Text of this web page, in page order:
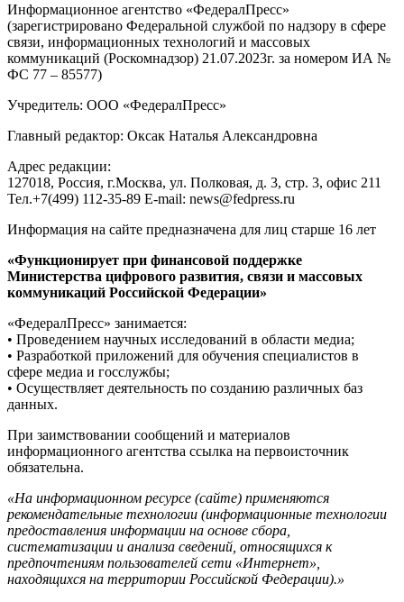
Информационное агентство «ФедералПресс»
(зарегистрировано Федеральной службой по надзору в сфере
связи, информационных технологий и массовых
коммуникаций (Роскомнадзор) 21.07.2023г. за номером ИА №
ФС 77 – 85577)
Учредитель: ООО «ФедералПресс»
Главный редактор: Оксак Наталья Александровна
Адрес редакции:
127018, Россия, г.Москва, ул. Полковая, д. 3, стр. 3, офис 211
Тел.+7(499) 112-35-89 E-mail: news@fedpress.ru
Информация на сайте предназначена для лиц старше 16 лет
«Функционирует при финансовой поддержке
Министерства цифрового развития, связи и массовых
коммуникаций Российской Федерации»
«ФедералПресс» занимается:
• Проведением научных исследований в области медиа;
• Разработкой приложений для обучения специалистов в
сфере медиа и госслужбы;
• Осуществляет деятельность по созданию различных баз
данных.
При заимствовании сообщений и материалов
информационного агентства ссылка на первоисточник
обязательна.
«На информационном ресурсе (сайте) применяются
рекомендательные технологии (информационные технологии
предоставления информации на основе сбора,
систематизации и анализа сведений, относящихся к
предпочтениям пользователей сети «Интернет»,
находящихся на территории Российской Федерации).»